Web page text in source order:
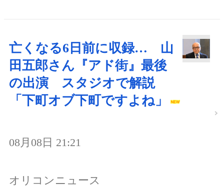
亡くなる6日前に収録… 山
田五郎さん『アド街』最後
の出演 スタジオで解説
「下町オブ下町ですよね」
08月08日 21:21
オリコンニュース